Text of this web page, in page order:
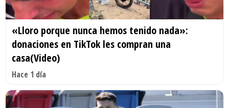
«Lloro porque nunca hemos tenido nada»:
donaciones en TikTok les compran una
casa(Video)
Hace 1 día